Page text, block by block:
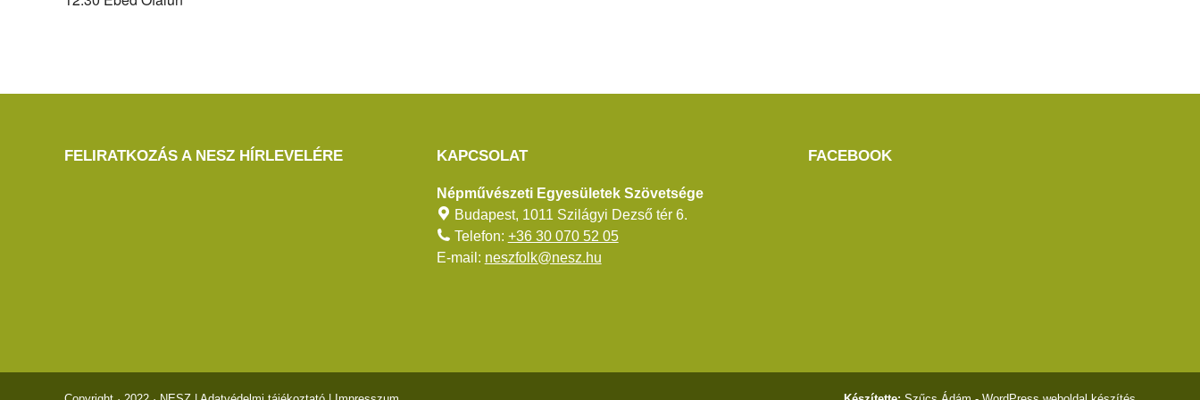
FELIRATKOZÁS A NESZ HÍRLEVELÉRE KAPCSOLAT
Népművészeti Egyesületek Szövetsége
Budapest, 1011 Szilágyi Dezső tér 6.
Telefon: +36 30 070 52 05
E-mail: neszfolk@nesz.hu
FACEBOOK